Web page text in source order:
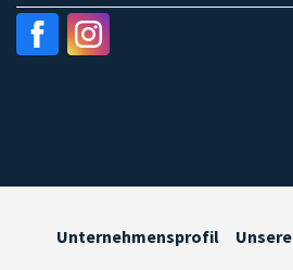
Unternehmensprofil